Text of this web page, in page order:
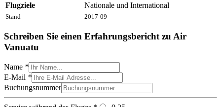
Stand 2017-09
Flugziele
Nationale und International
Schreiben Sie einen Erfahrungsbericht zu Air
Vanuatu
Name *
E-Mail *
Buchungsnummer